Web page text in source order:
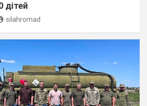
дітей
silahromad